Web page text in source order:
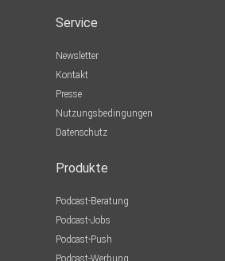
Service
Newsletter
Kontakt
Presse
Nutzungsbedingungen
Datenschutz
Produkte
Podcast-Beratung
Podcast-Jobs
Podcast-Push
Podcast-Werbung